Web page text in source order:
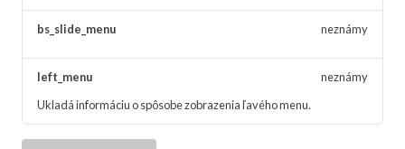
bs_slide_menu neznámy
left_menu
Ukladá informáciu o spôsobe zobrazenia ľavého menu.
neznámy